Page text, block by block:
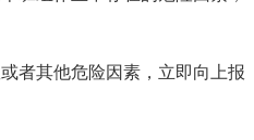
者其他危险因素，立即向上报